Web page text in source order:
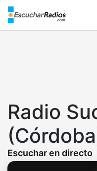
Skip
main
Radio
Escuchar en directo